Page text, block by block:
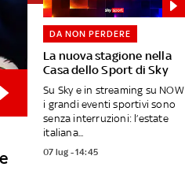
La nuova stagione nella
Casa dello Sport di Sky
DA NON PERDERE
Su Sky e in streaming su NOW
i grandi eventi sportivi sono
senza interruzioni: l’estate
italiana...
07 lug - 14:45